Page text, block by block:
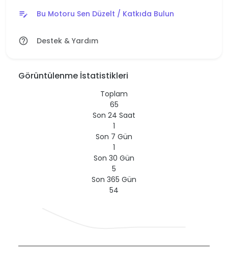
edit_note Bu Motoru Sen Düzelt / Katkıda Bulun
help_outline Destek & Yardım
Görüntülenme İstatistikleri
Toplam
65
Son 24 Saat
1
Son 7 Gün
1
Son 30 Gün
5
Son 365 Gün
54